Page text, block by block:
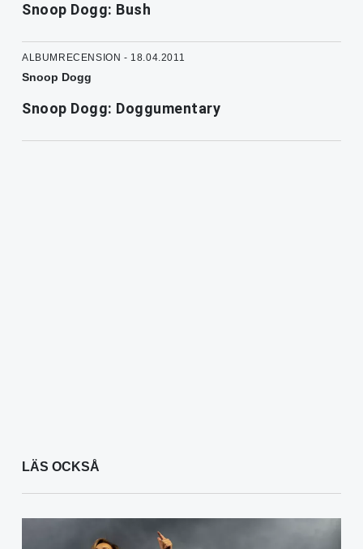
Snoop Dogg: Bush
ALBUMRECENSION - 18.04.2011
Snoop Dogg
Snoop Dogg: Doggumentary
LÄS OCKSÅ